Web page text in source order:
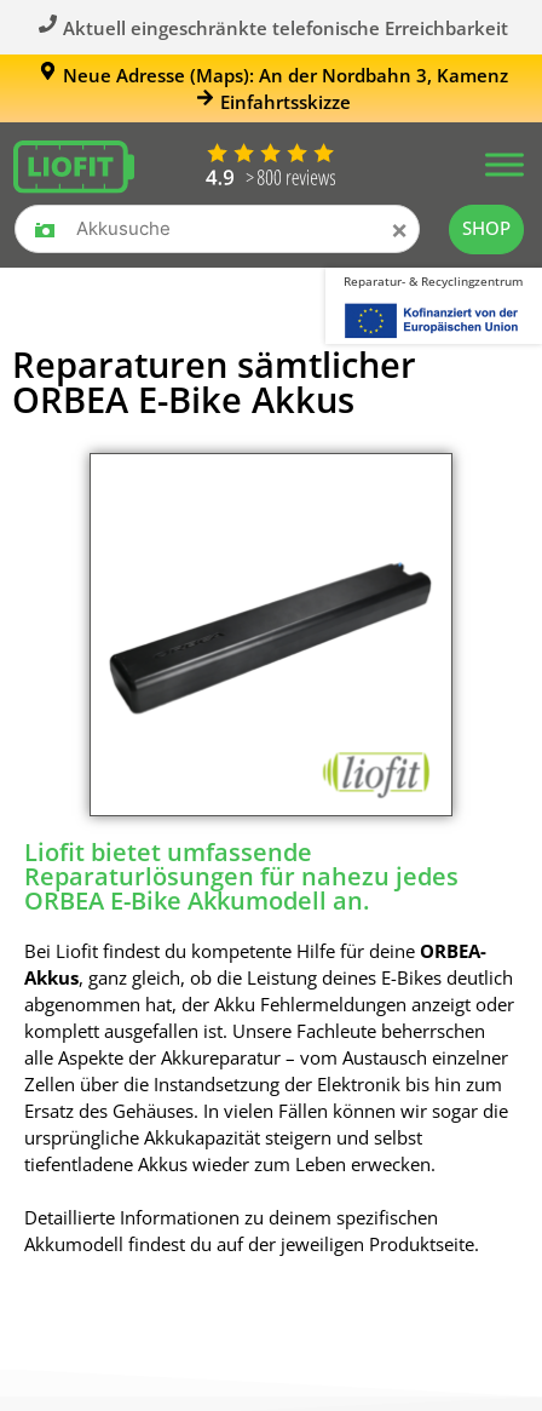
Aktuell eingeschränkte telefonische Erreichbarkeit
Neue Adresse (Maps): An der Nordbahn 3, Kamenz
Einfahrtsskizze
× SHOP
Reparatur- & Recyclingzentrum
Reparaturen sämtlicher
ORBEA E-Bike Akkus
Liofit bietet umfassende
Reparaturlösungen für nahezu jedes
ORBEA E-Bike Akkumodell an.
Bei Liofit findest du kompetente Hilfe für deine ORBEA-
Akkus, ganz gleich, ob die Leistung deines E-Bikes deutlich
abgenommen hat, der Akku Fehlermeldungen anzeigt oder
komplett ausgefallen ist. Unsere Fachleute beherrschen
alle Aspekte der Akkureparatur – vom Austausch einzelner
Zellen über die Instandsetzung der Elektronik bis hin zum
Ersatz des Gehäuses. In vielen Fällen können wir sogar die
ursprüngliche Akkukapazität steigern und selbst
tiefentladene Akkus wieder zum Leben erwecken.
Detaillierte Informationen zu deinem spezifischen
Akkumodell findest du auf der jeweiligen Produktseite.